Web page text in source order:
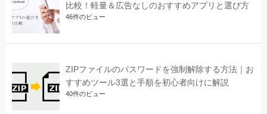
比較！軽量＆広告なしのおすすめアプリと選び方
46件のビュー
ZIPファイルのパスワードを強制解除する方法｜お
すすめツール3選と手順を初心者向けに解説
40件のビュー